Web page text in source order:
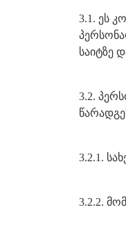
3.1. ეს
საიტზე
3.2.
3.2.1.
3.2.2.